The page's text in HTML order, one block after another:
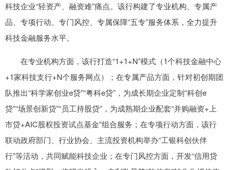
科技企业“轻资产、融资难”痛点。该行构建了专业机构、专属产
品、专项行动、专门风控、专属保障“五专”服务体系，全力提升
科技金融服务水平。
在专业机构方面，该行打造“1+1+N”模式（1个科技金融中心
+1家科技支行+N个服务网点）；在专属产品方面，针对初创期团
队推出“科学家创业e贷”“粤科e贷”，为成长期企业定制“科创e
贷”“场景创新贷”“员工持股贷”，为成熟期企业配套“并购融资+上
市贷+AIC股权投资试点基金”组合服务；在专项行动方面，该行
联动政府部门、行业协会、主流投资机构举办“工银科创伙伴
行”等活动，共同赋能科技企业；在专门风控方面，开发“信用贷